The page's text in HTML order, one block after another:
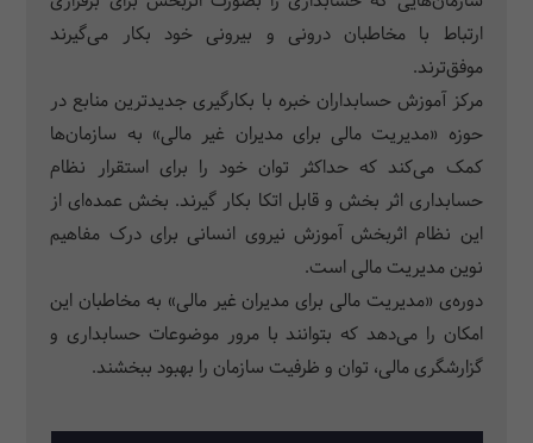
ارتباط با مخاطبان درونی و بیرونی خود بکار می‌گیرند
موفق‌ترند.
مرکز آموزش حسابداران خبره با بکارگیری جدیدترین منابع در
حوزه «مدیریت مالی برای مدیران غیر مالی» به سازمان‌ها
کمک می‌کند که حداکثر توان خود را برای استقرار نظام
حسابداری اثر بخش و قابل اتکا بکار گیرند. بخش عمده‌ای از
این نظام اثربخش آموزش نیروی انسانی برای درک مفاهیم
نوین مدیریت مالی است.
دوره‌ی «مدیریت مالی برای مدیران غیر مالی» به مخاطبان این
امکان را می‌دهد که بتوانند با مرور موضوعات حسابداری و
گزارشگری مالی، توان و ظرفیت سازمان را بهبود ببخشند.